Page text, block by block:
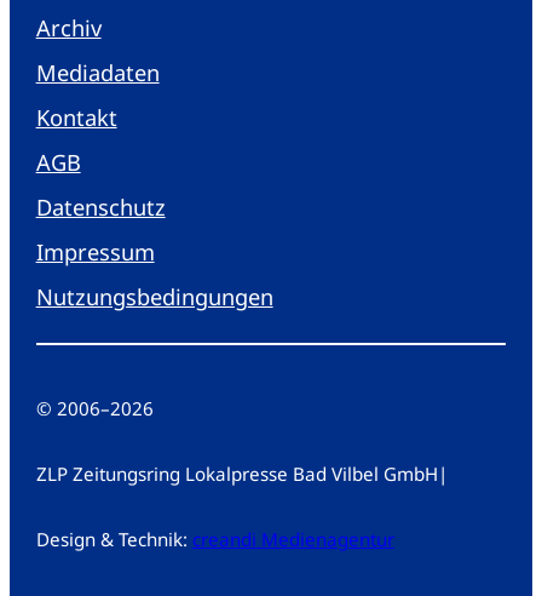
Archiv
Mediadaten
Kontakt
AGB
Datenschutz
Impressum
Nutzungsbedingungen
© 2006–2026
ZLP Zeitungsring Lokalpresse Bad Vilbel GmbH |
Design & Technik: creandi Medienagentur